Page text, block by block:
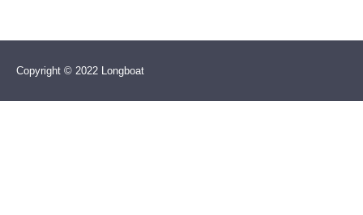
Copyright © 2022 Longboat